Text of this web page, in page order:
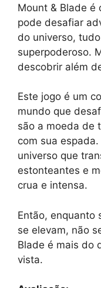
Mount & Blade é
pode desafiar
do universo,
superpoderoso.
descobrir além
Este jogo é um
mundo que
são a moeda de
com sua
universo que
estonteantes e
crua e intensa.
Então, enquanto
se elevam, não
Blade é mais do
vista.